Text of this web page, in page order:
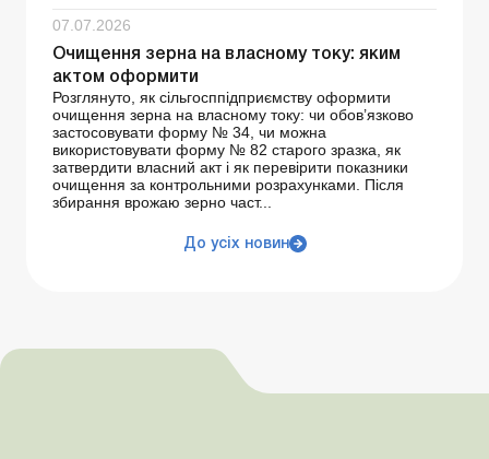
07.07.2026
Очищення зерна на власному току: яким
актом оформити
Розглянуто, як сільгосппідприємству оформити
очищення зерна на власному току: чи обов’язково
застосовувати форму № 34, чи можна
використовувати форму № 82 старого зразка, як
затвердити власний акт і як перевірити показники
очищення за контрольними розрахунками. Після
збирання врожаю зерно част...
До усіх новин